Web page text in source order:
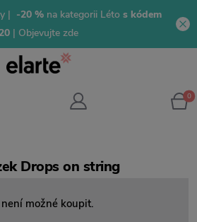
| -20 % na kategorii Léto s kódem
| Objevujte zde
0
Drops on string
možné koupit.